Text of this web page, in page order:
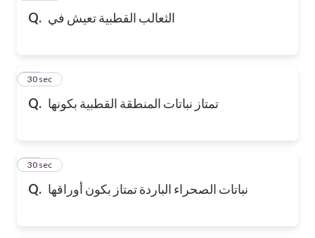
Q. الثعالب القطبية تعيش في
Q. تمتاز نباتات المنطقة القطبية بكونها
17
30 sec
Q. نباتات الصحراء الباردة تمتاز بكون أوراقها
18
30 sec